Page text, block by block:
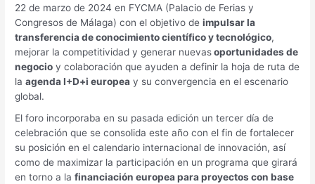
22 de marzo de 2024 en FYCMA (Palacio de Ferias y
Congresos de Málaga) con el objetivo deimpulsar la
transferencia de conocimiento científico y tecnológico,
mejorar la competitividad y generar nuevasoportunidades de
negocio y colaboración que ayuden a definir la hoja de ruta de
laagenda I+D+i europea y su convergencia en el escenario
global.
El foro incorporaba en su pasada edición un tercer día de
celebración que se consolida este año con el fin de fortalecer
su posición en el calendario internacional de innovación, así
como de maximizar la participación en un programa que girará
en torno a lafinanciación europea para proyectos con base